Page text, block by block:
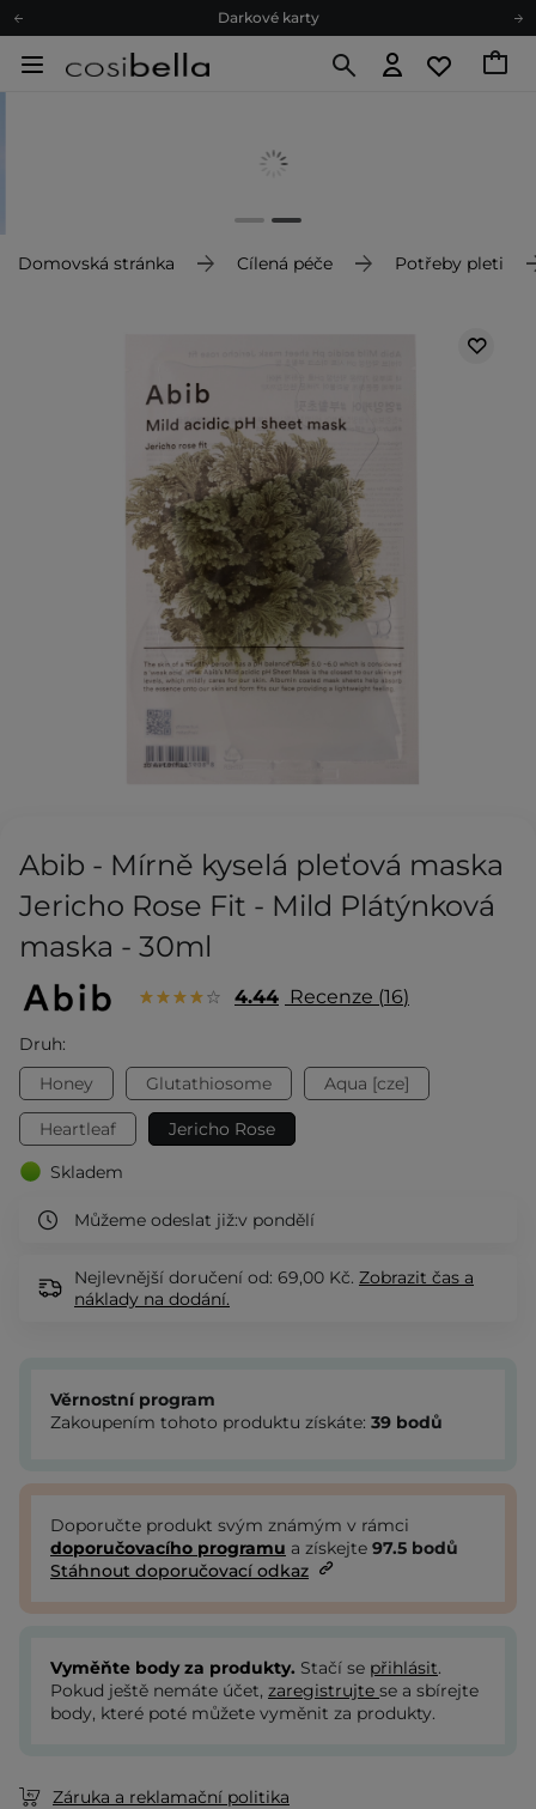
Darkové karty
Darkové karty
Domovská stránka Cílená péče Potřeby pleti
Abib - Mírně kyselá pleťová maska
Jericho Rose Fit - Mild Plátýnková
maska - 30ml
4.44 Recenze 16
Druh:
Honey
Glutathiosome Aqua [cze]
Heartleaf
Jericho Rose
Skladem
Můžeme odeslat již:v pondělí
Nejlevnější doručení od: 69,00 Kč. Zobrazit čas a
náklady na dodání.
Věrnostní program
Zakoupením tohoto produktu získáte: 39 bodů
Doporučte produkt svým známým v rámci
doporučovacího programu a získejte 97.5 bodů
Stáhnout doporučovací odkaz
Vyměňte body za produkty. Stačí se přihlásit.
Pokud ještě nemáte účet, zaregistrujte se a sbírejte
body, které poté můžete vyměnit za produkty.
Záruka a reklamační politika